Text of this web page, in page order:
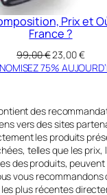
Prix et
France ?
99,00€Le
prix
99,00 €.
23,00€Le
prix
75%
des
vers des sites
les produits
telles que les prix,
des produits,
vous recommandons
plus récentes